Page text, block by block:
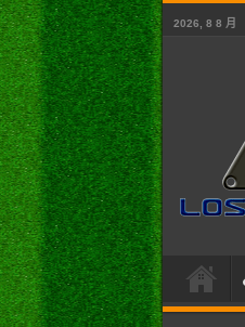
2026, 8 8 月